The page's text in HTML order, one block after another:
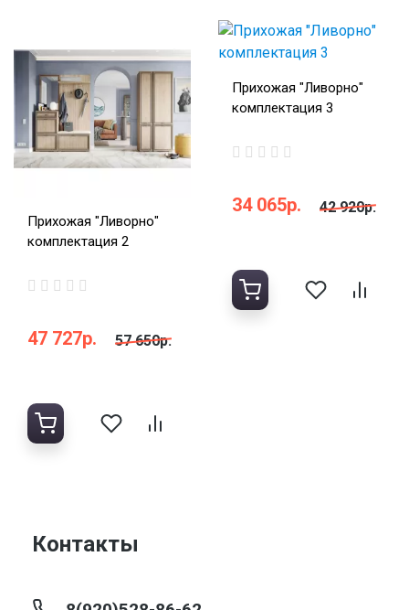
Прихожая "Ливорно"
комплектация 2
47 727р. 57 650р.
Прихожая "Ливорно"
комплектация 3
34 065р. 42 920р.
Контакты